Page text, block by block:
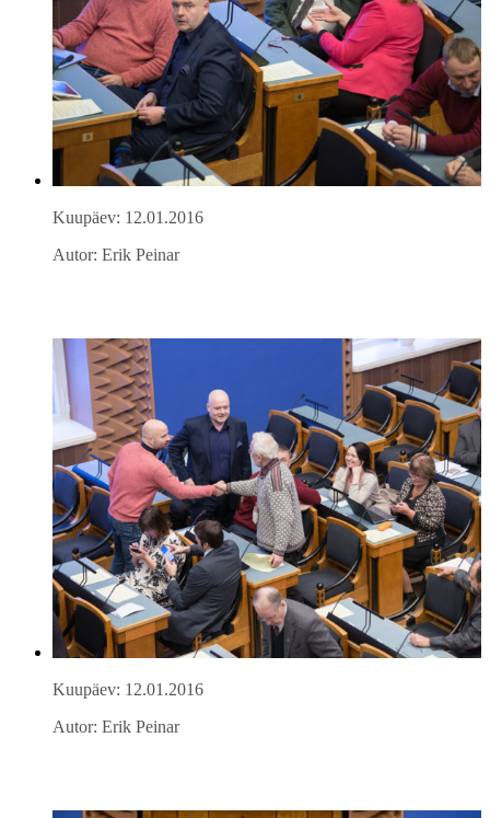
Kuupäev: 12.01.2016
Autor: Erik Peinar
Kuupäev: 12.01.2016
Autor: Erik Peinar